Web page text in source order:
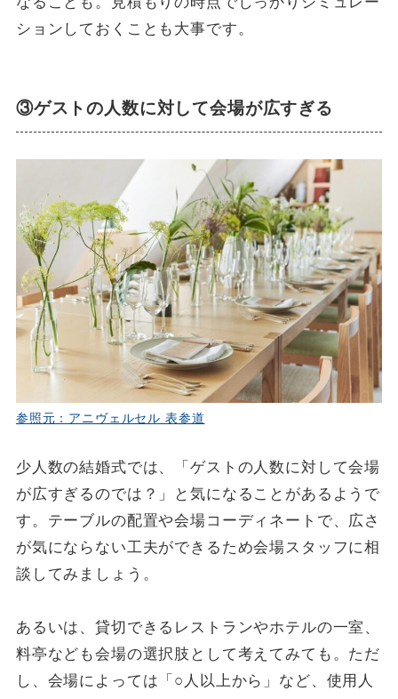
ションしておくことも大事です。
③ゲストの人数に対して会場が広すぎる
参照元：アニヴェルセル 表参道
少人数の結婚式では、「ゲストの人数に対して会場
が広すぎるのでは？」と気になることがあるようで
す。テーブルの配置や会場コーディネートで、広さ
が気にならない工夫ができるため会場スタッフに相
談してみましょう。
あるいは、貸切できるレストランやホテルの一室、
料亭なども会場の選択肢として考えてみても。ただ
し、会場によっては「○人以上から」など、使用人